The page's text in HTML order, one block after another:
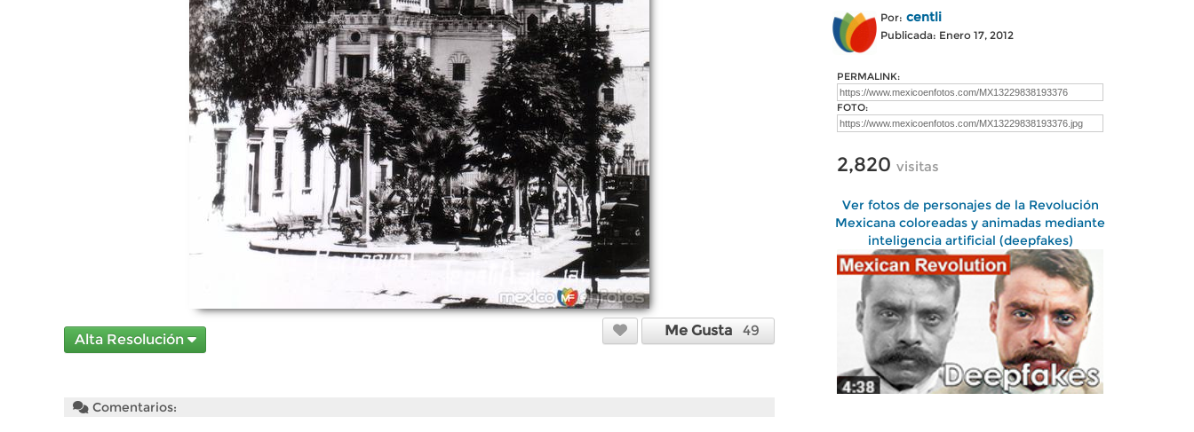
Alta Resolución
Me Gusta 49
Comentarios:
Por: centli
Publicada: Enero 17, 2012
PERMALINK:
FOTO:
2,820 visitas
Ver fotos de personajes de la Revolución
Mexicana coloreadas y animadas mediante
inteligencia artificial (deepfakes)